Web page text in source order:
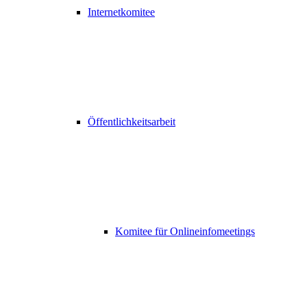
Internetkomitee
Öffentlichkeitsarbeit
Komitee für Onlineinfomeetings